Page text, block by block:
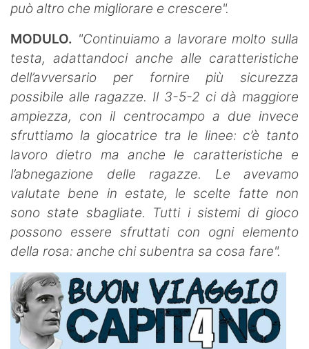
può altro che migliorare e crescere".
MODULO. "Continuiamo a lavorare molto sulla
testa, adattandoci anche alle caratteristiche
dell’avversario per fornire più sicurezza
possibile alle ragazze. Il 3-5-2 ci dà maggiore
ampiezza, con il centrocampo a due invece
sfruttiamo la giocatrice tra le linee: c’è tanto
lavoro dietro ma anche le caratteristiche e
l’abnegazione delle ragazze. Le avevamo
valutate bene in estate, le scelte fatte non
sono state sbagliate. Tutti i sistemi di gioco
possono essere sfruttati con ogni elemento
della rosa: anche chi subentra sa cosa fare".